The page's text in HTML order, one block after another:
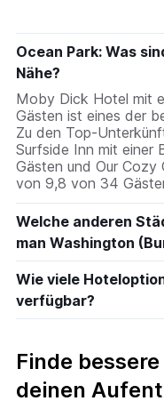
Ocean Park: Was
Nähe?
Moby Dick Hotel mit
Gästen ist eines der
Zu den Top-
Surfside Inn mit einer
Gästen und Our
von 9,8 von 34
Welche anderen
man Washington
Wie viele
verfügbar?
Finde
deinen